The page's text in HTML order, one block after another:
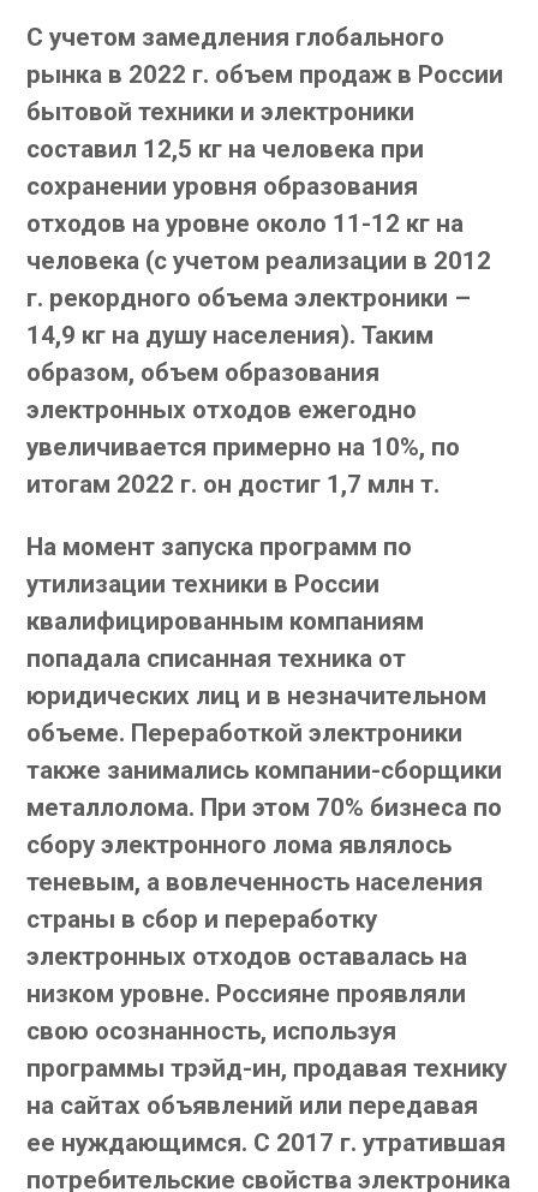
С учетом замедления глобального
рынка в 2022 г. объем продаж в России
бытовой техники и электроники
составил 12,5 кг на человека при
сохранении уровня образования
отходов на уровне около 11-12 кг на
человека (с учетом реализации в 2012
г. рекордного объема электроники –
14,9 кг на душу населения). Таким
образом, объем образования
электронных отходов ежегодно
увеличивается примерно на 10%, по
итогам 2022 г. он достиг 1,7 млн т.
На момент запуска программ по
утилизации техники в России
квалифицированным компаниям
попадала списанная техника от
юридических лиц и в незначительном
объеме. Переработкой электроники
также занимались компании-сборщики
металлолома. При этом 70% бизнеса по
сбору электронного лома являлось
теневым, а вовлеченность населения
страны в сбор и переработку
электронных отходов оставалась на
низком уровне. Россияне проявляли
свою осознанность, используя
программы трэйд-ин, продавая технику
на сайтах объявлений или передавая
ее нуждающимся. С 2017 г. утратившая
потребительские свойства электроника